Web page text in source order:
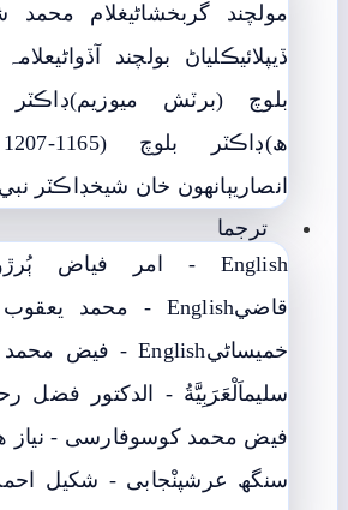
مولچند گربخشاڻيغلام محمد
ڏيپلائيڪلياڻ بولچند آڏواڻي
بلوچ (برٽش ميوزيم)
ھ)ڊاڪٽر بلوچ (1165-1207 ھ)
انصاريٻانهون خان شيخڊاڪٽر
ترجما
English - امر فياض ٻُرڙو
قاضيEnglish - محمد يعقوب آغا
خميساڻيEnglish - فيض محمد کوسو
سليماَلْعَرَبِيَّةُ - الدکتور فضل
فيض محمد کوسوفارسی - نياز
سنگھ عرشپنْجابی - شکیل